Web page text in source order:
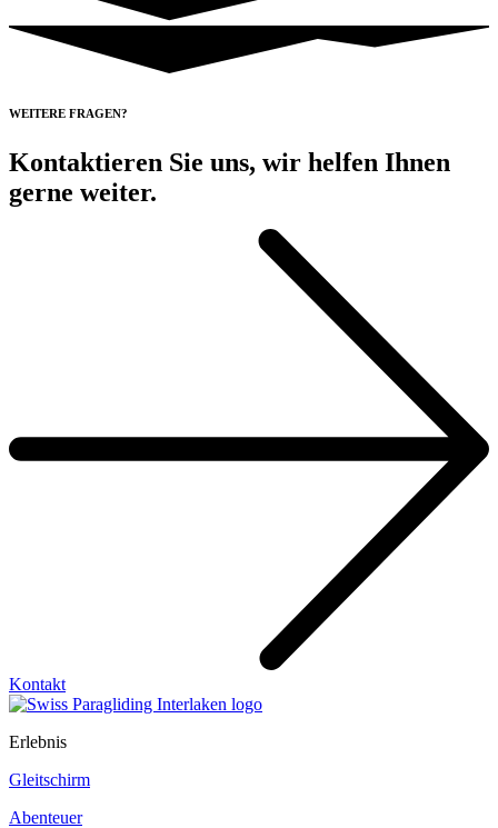
WEITERE FRAGEN?
Kontaktieren Sie uns, wir helfen Ihnen
gerne weiter.
Kontakt
Erlebnis
Gleitschirm
Abenteuer